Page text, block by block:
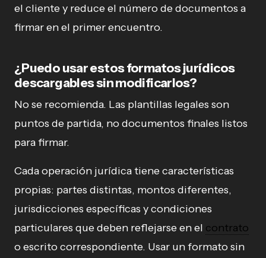
el cliente y reduce el número de documentos a
firmar en el primer encuentro.
¿Puedo usar estos formatos jurídicos
descargables sin modificarlos?
No se recomienda. Las plantillas legales son
puntos de partida, no documentos finales listos
para firmar.
Cada operación jurídica tiene características
propias: partes distintas, montos diferentes,
jurisdicciones específicas y condiciones
particulares que deben reflejarse en el contrato
o escrito correspondiente. Usar un formato sin